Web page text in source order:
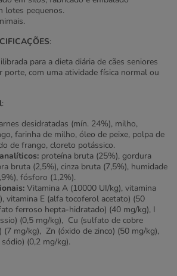
lotes pequenos.
:
para a dieta diária de cães seniores
porte, com uma atividade física normal ou
:
desidratadas (mín. 24%), milho,
farinha de milho, óleo de peixe, polpa de
de frango, cloreto potássico.
proteína bruta (25%), gordura
bruta (2,5%), cinza bruta (7,5%), humidade
fósforo (1,2%).
Vitamina A (10000 UI/kg), vitamina
vitamina E (alfa tocoferol acetato) (50
ferroso hepta-hidratado) (40 mg/kg), I
(0,5 mg/kg), Cu (sulfato de cobre
(7 mg/kg), Zn (óxido de zinco) (50 mg/kg),
(0,2 mg/kg).